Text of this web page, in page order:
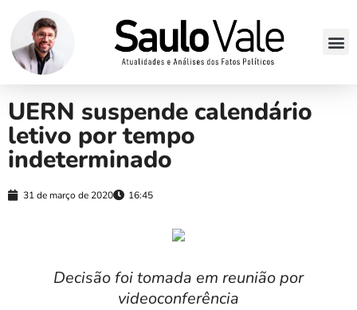
UERN suspende calendário
letivo por tempo
indeterminado
31 de março de 2020 16:45
Decisão foi tomada em reunião por
videoconferência